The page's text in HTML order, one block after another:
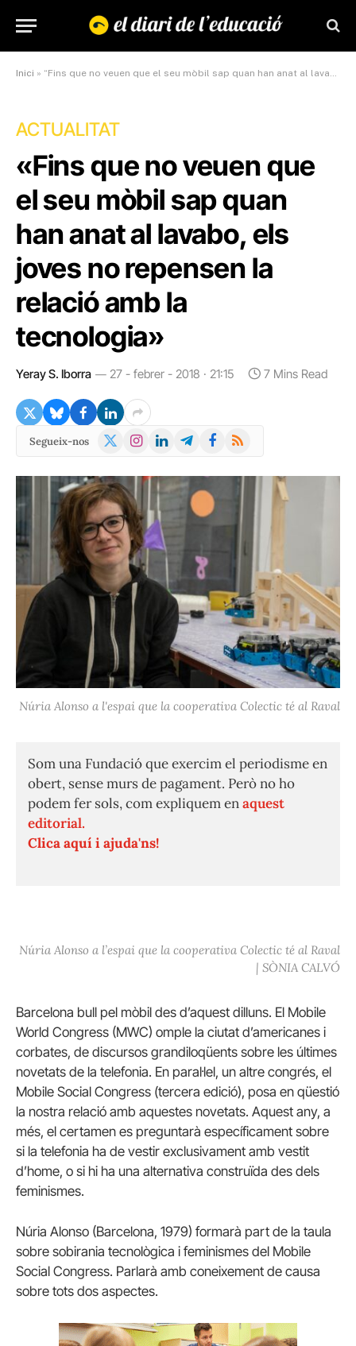
Inici » “Fins que no veuen que el seu mòbil sap quan han anat al lavabo, els joves no repensen la relació amb la tecnologia”
ACTUALITAT
«Fins que no veuen que
el seu mòbil sap quan
han anat al lavabo, els
joves no repensen la
relació amb la
tecnologia»
Yeray S. Iborra 27 - febrer - 2018 · 21:15 7 Mins Read
Segueix-nos
X
Instagram
LinkedInTelegramFacebook
RSS
Núria Alonso a l'espai que la cooperativa Colectic té al Raval
Som una Fundació que exercim el periodisme en
obert, sense murs de pagament. Però no ho
podem fer sols, com expliquem enaquest
editorial.
Clica aquí i ajuda'ns!
Núria Alonso a l’espai que la cooperativa Colectic té al Raval
| SÒNIA CALVÓ
Barcelona bull pel mòbil des d’aquest dilluns. El Mobile
World Congress (MWC) omple la ciutat d’americanes i
corbates, de discursos grandiloqüents sobre les últimes
novetats de la telefonia. En paral·lel, un altre congrés, el
Mobile Social Congress (tercera edició), posa en qüestió
la nostra relació amb aquestes novetats. Aquest any, a
més, el certamen es preguntarà específicament sobre
si la telefonia ha de vestir exclusivament amb vestit
d’home, o si hi ha una alternativa construïda des dels
feminismes.
Núria Alonso (Barcelona, 1979) formarà part de la taula
sobre sobirania tecnològica i feminismes del Mobile
Social Congress. Parlarà amb coneixement de causa
sobre tots dos aspectes.